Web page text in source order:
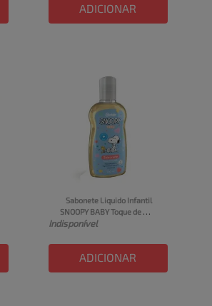
ADICIONAR
Sabonete Liquido Infantil
SNOOPY BABY Toque de
Algodão Frasco 200ml
Indisponível
ADICIONAR